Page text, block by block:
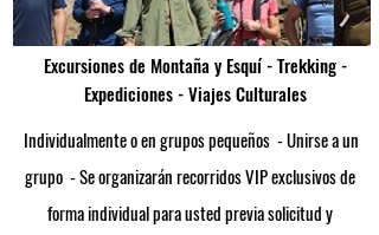
Excursiones de Montaña y Esquí - Trekking -
Expediciones - Viajes Culturales
​ Individualmente o en grupos pequeños - Unirse a un
grupo ​ - Se organizarán recorridos VIP exclusivos de
forma individual para usted previa solicitud y